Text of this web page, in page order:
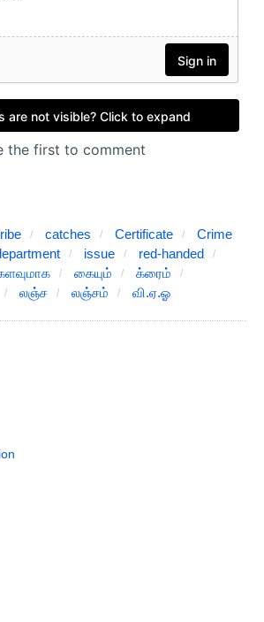
catches Certificate
Crime
issue
red-handed
கையும்
க்ரைம்
லஞ்ச லஞ்சம் வி.ஏ.ஓ